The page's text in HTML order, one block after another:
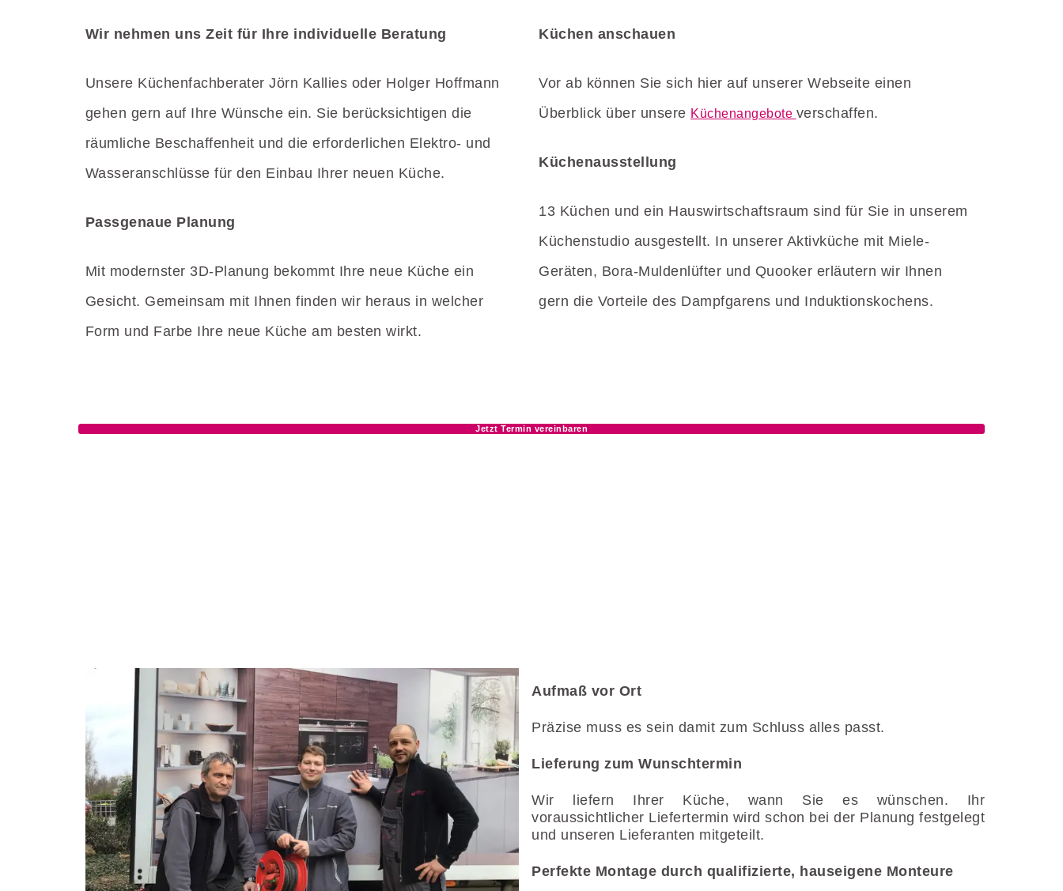
Wir nehmen uns Zeit für Ihre individuelle Beratung
Unsere Küchenfachberater Jörn Kallies oder Holger Hoffmann
gehen gern auf Ihre Wünsche ein. Sie berücksichtigen die
räumliche Beschaffenheit und die erforderlichen Elektro- und
Wasseranschlüsse für den Einbau Ihrer neuen Küche.
Passgenaue Planung
Mit modernster 3D-Planung bekommt Ihre neue Küche ein
Gesicht. Gemeinsam mit Ihnen finden wir heraus in welcher
Form und Farbe Ihre neue Küche am besten wirkt.
Küchen anschauen
Vor ab können Sie sich hier auf unserer Webseite einen
Überblick über unsere Küchenangebote verschaffen.
Küchenausstellung
13 Küchen und ein Hauswirtschaftsraum sind für Sie in unserem
Küchenstudio ausgestellt. In unserer Aktivküche mit Miele-
Geräten, Bora-Muldenlüfter und Quooker erläutern wir Ihnen
gern die Vorteile des Dampfgarens und Induktionskochens.
Jetzt Termin vereinbaren
Aufmaß vor Ort
Präzise muss es sein damit zum Schluss alles passt.
Lieferung zum Wunschtermin
Wir liefern Ihrer Küche, wann Sie es wünschen. Ihr
voraussichtlicher Liefertermin wird schon bei der Planung festgelegt
und unseren Lieferanten mitgeteilt.
Perfekte Montage durch qualifizierte, hauseigene Monteure